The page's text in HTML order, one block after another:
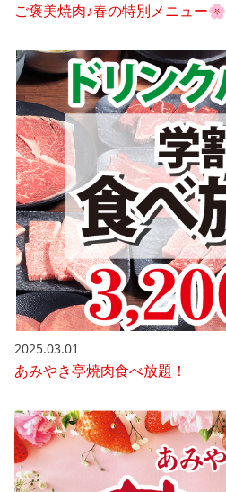
ご褒美焼肉♪春の特別メニュー🌸
2025.03.01
あみやき亭焼肉食べ放題！